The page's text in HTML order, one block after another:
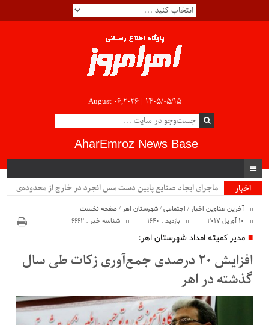
August 06,2026 | ۱۴۰۵/۰۵/۱۵
AharEmroz News Base
اخبار
ماجرای ایجاد صنایع پایین دست مس انجرد در خارج از محدوده‌ی
آخرین عناوین اخبار / اجتماعی/شهرستان اهر /صفحه نخست
بازدید : 1640 شناسه خبر : 6662
مدیر کمیته امداد شهرستان اهر:
افزایش 20 درصدی جمع‌آوری زکات طی سال
گذشته در اهر